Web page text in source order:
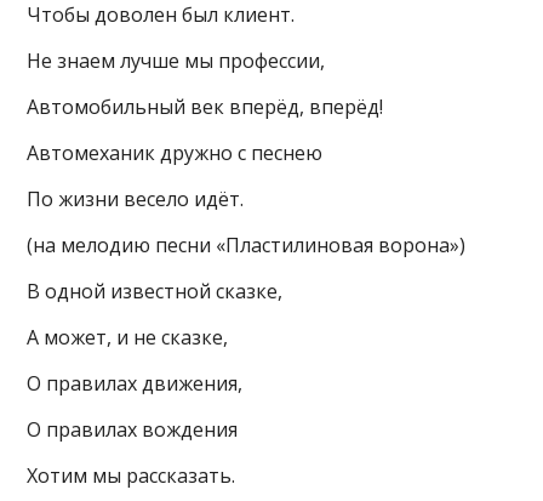
Чтобы доволен был клиент.
Не знаем лучше мы профессии,
Автомобильный век вперёд, вперёд!
Автомеханик дружно с песнею
По жизни весело идёт.
(на мелодию песни «Пластилиновая ворона»)
В одной известной сказке,
А может, и не сказке,
О правилах движения,
О правилах вождения
Хотим мы рассказать.